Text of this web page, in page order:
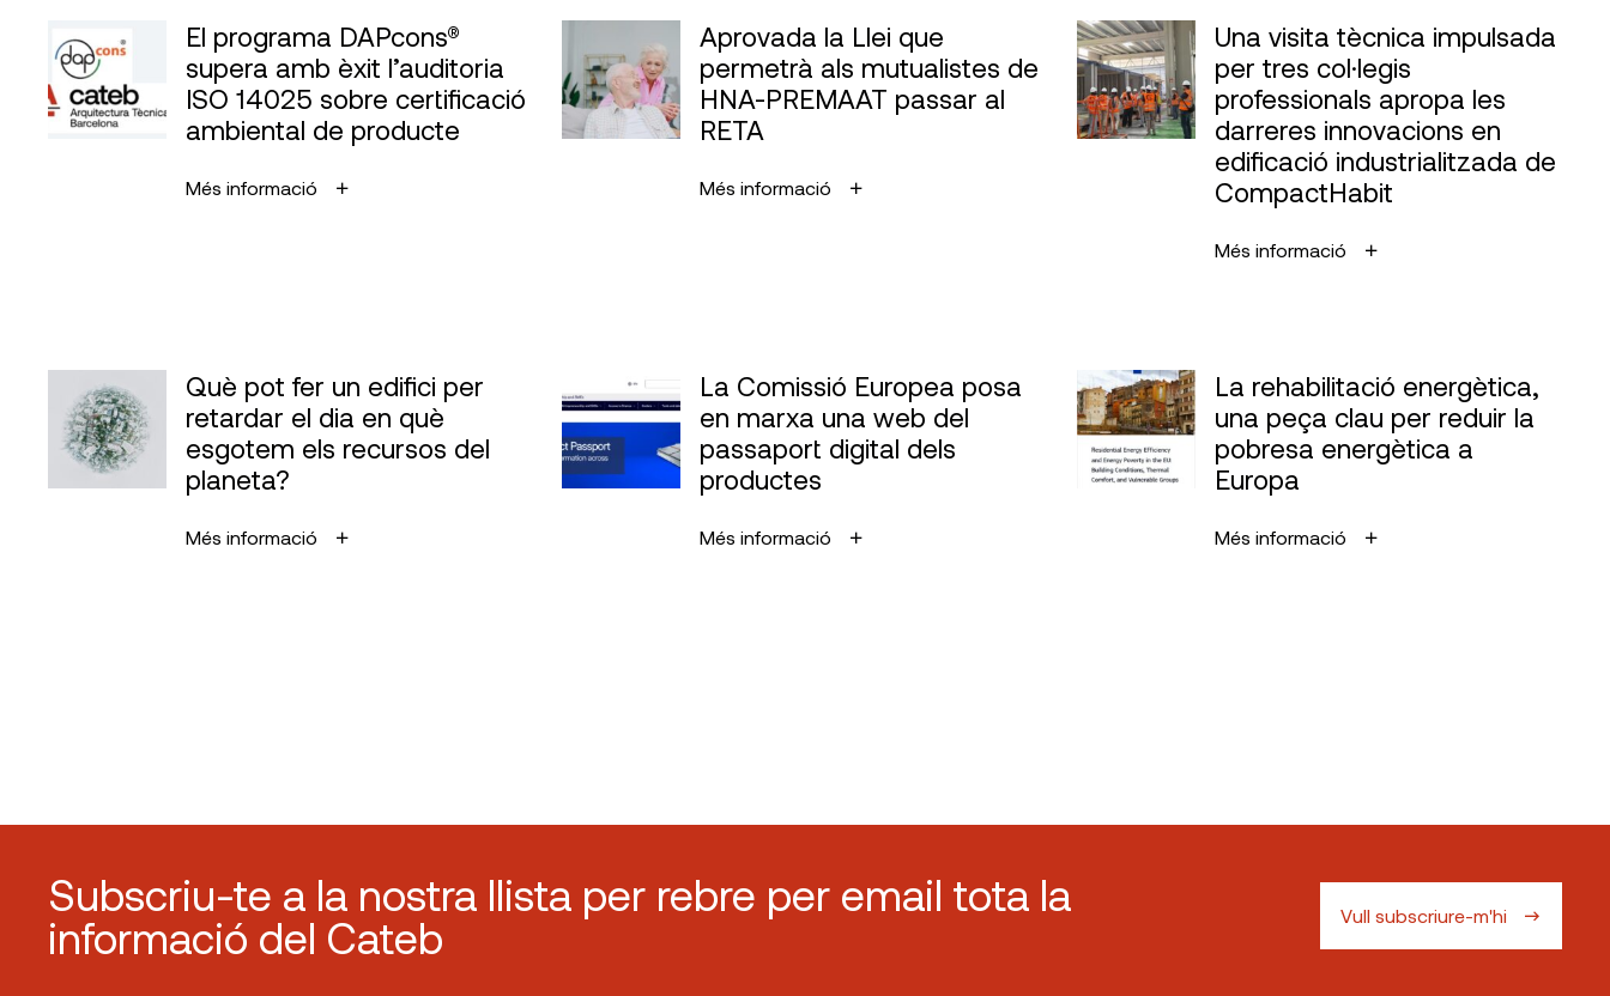
El programa DAPcons®
supera amb èxit l’auditoria
ISO 14025 sobre certificació
ambiental de producte
Més informació
Aprovada la Llei que
permetrà als mutualistes de
HNA-PREMAAT passar al
RETA
Més informació
Una visita tècnica impulsada
per tres col·legis
professionals apropa les
darreres innovacions en
edificació industrialitzada de
CompactHabit
Més informació
Què pot fer un edifici per
retardar el dia en què
esgotem els recursos del
planeta?
Més informació
La Comissió Europea posa
en marxa una web del
passaport digital dels
productes
Més informació
La rehabilitació energètica,
una peça clau per reduir la
pobresa energètica a
Europa
Més informació
Subscriu-te a la nostra llista per rebre per email tota la
informació del Cateb
Vull subscriure-m'hi